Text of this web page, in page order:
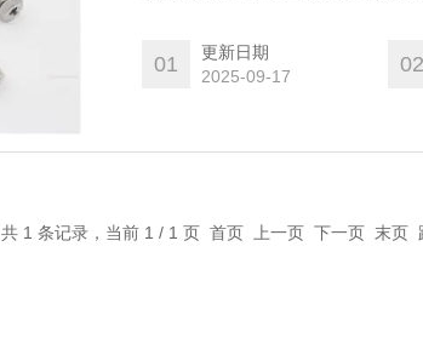
01
更新日期
2025-09-17
02
共 1 条记录，当前 1 / 1 页 首页 上一页 下一页 末页